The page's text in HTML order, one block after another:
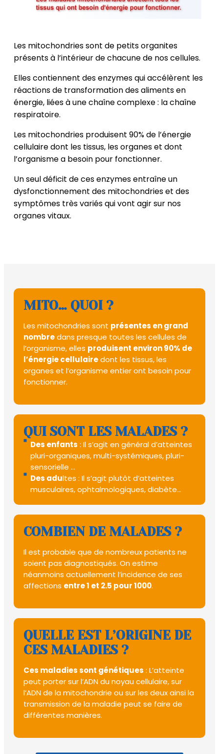
Les mitochondries sont de petits organites
présents à l’intérieur de chacune de nos cellules.
Elles contiennent des enzymes qui accélèrent les
réactions de transformation des aliments en
énergie, liées à une chaîne complexe : la chaîne
respiratoire.
Les mitochondries produisent 90% de l’énergie
cellulaire dont les tissus, les organes et dont
l’organisme a besoin pour fonctionner.
Un seul déficit de ces enzymes entraîne un
dysfonctionnement des mitochondries et des
symptômes très variés qui vont agir sur nos
organes vitaux.
MITO… QUOI ?
Les mitochondries sont présentes en grand
nombredans presque toutes les cellules de
l’organisme, elles produisent environ 90% de
l’énergie cellulairedont les tissus, les
organes et l’organisme entier ont besoin pour
fonctionner.
QUI SONT LES MALADES ?
Des enfants : Il s’agit en général d’atteintes
pluri-organiques, multi-systémiques, pluri-
sensorielle …
Des adultes : Il s’agit plutôt d’atteintes
musculaires, ophtalmologiques, diabète…
COMBIEN DE MALADES ?
Il est probable que de nombreux patients ne
soient pas diagnostiqués. On estime
néanmoins actuellement l’incidence de ses
affections entre 1 et 2.5 pour 1000.
QUELLE EST L’ORIGINE DE
CES MALADIES ?
Ces maladies sont génétiques : L’atteinte
peut porter sur l’ADN du noyau cellulaire, sur
l’ADN de la mitochondrie ou sur les deux ainsi la
transmission de la maladie peut se faire de
différentes manières.